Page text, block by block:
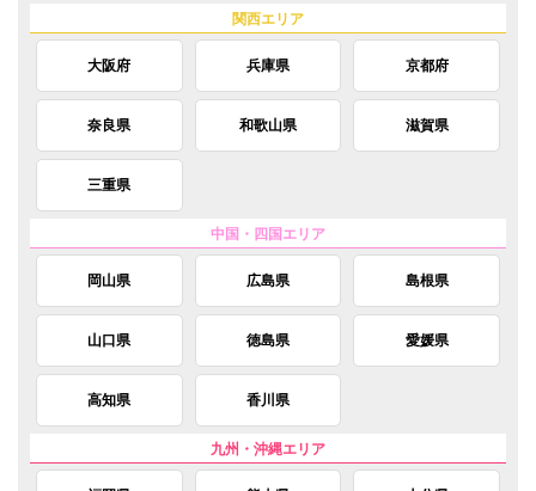
大阪府 兵庫県 京都府
奈良県 和歌山県 滋賀県
三重県
岡山県 広島県 島根県
山口県 徳島県 愛媛県
高知県 香川県